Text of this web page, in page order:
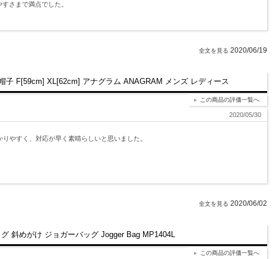
さまで満点でした。
2020/06/19
F[59cm] XL[62cm] アナグラム ANAGRAM メンズ レディース
この商品の評価一覧へ
2020/05/30
やすく、対応が早く素晴らしいと思いました。
2020/06/02
斜めがけ ジョガーバッグ Jogger Bag MP1404L
この商品の評価一覧へ